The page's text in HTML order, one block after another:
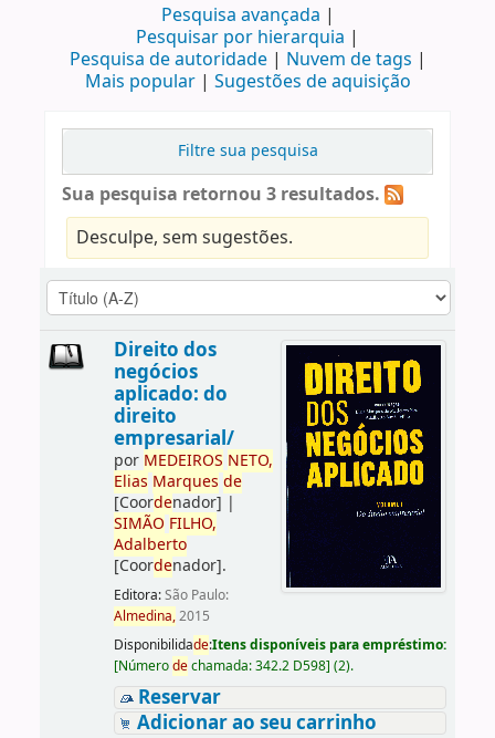
Pesquisa avançada
Pesquisar por hierarquia
Pesquisa de autoridade
Nuvem de tags
Mais popular
Sugestões de aquisição
Filtre sua pesquisa
Sua pesquisa retornou 3 resultados.
Desculpe, sem sugestões.
Direito dos
negócios
aplicado: do
direito
empresarial/
por MEDEIROS NETO,
Elias Marques de
[Coordenador] |
SIMÃO FILHO,
Adalberto
[Coordenador].
Editora:São Paulo:
Almedina,2015
Disponibilidade:Itens disponíveis para empréstimo:
[Númerodechamada:342.2 D598] (2).
Reservar
Adicionar ao seu carrinho